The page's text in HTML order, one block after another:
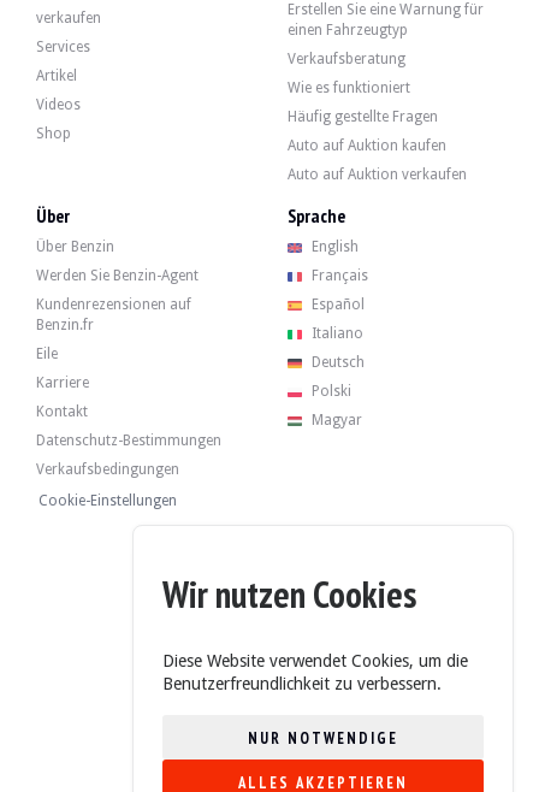
verkaufen
Services
Artikel
Videos
Shop
Erstellen Sie eine Warnung für
einen Fahrzeugtyp
Verkaufsberatung
Wie es funktioniert
Häufig gestellte Fragen
Auto auf Auktion kaufen
Auto auf Auktion verkaufen
Über
Über Benzin
Werden Sie Benzin-Agent
Kundenrezensionen auf
Benzin.fr
Eile
Karriere
Kontakt
Datenschutz-Bestimmungen
Verkaufsbedingungen
Cookie-Einstellungen
Sprache
English
Français
Español
Italiano
Deutsch
Polski
Magyar
Wir nutzen Cookies
Diese Website verwendet Cookies, um die
Benutzerfreundlichkeit zu verbessern.
NUR NOTWENDIGE
ALLES AKZEPTIEREN